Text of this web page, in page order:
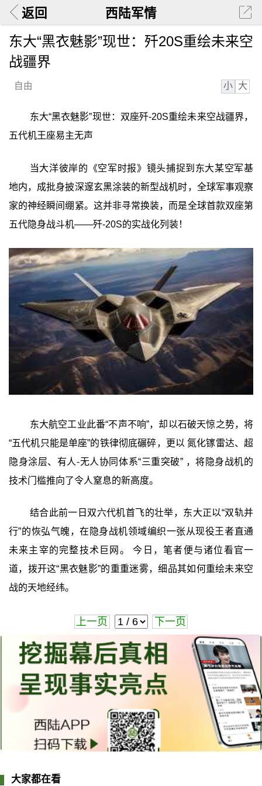
返回 西陆军情
东大“黑衣魅影”现世：歼20S重绘未来空
战疆界
自由 小 大
东大“黑衣魅影”现世：双座歼-20S重绘未来空战疆界，
五代机王座易主无声
当大洋彼岸的《空军时报》镜头捕捉到东大某空军基
地内，成批身披深邃玄黑涂装的新型战机时，全球军事观察
家的神经瞬间绷紧。这并非寻常换装，而是全球首款双座第
五代隐身战斗机——歼-20S的实战化列装！
东大航空工业此番“不声不响”，却以石破天惊之势，将
“五代机只能是单座”的铁律彻底碾碎，更以 氮化镓雷达、超
隐身涂层、有人-无人协同体系“三重突破” ，将隐身战机的
技术门槛推向了令人窒息的新高度。
结合此前一日双六代机首飞的壮举，东大正以“双轨并
行”的恢弘气魄，在隐身战机领域编织一张从现役王者直通
未来主宰的完整技术巨网。 今日，笔者便与诸位看官一
道，拨开这“黑衣魅影”的重重迷雾，细品其如何重绘未来空
战的天地经纬。
上一页 下一页
大家都在看